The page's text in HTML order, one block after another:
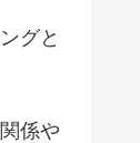
グと
係や